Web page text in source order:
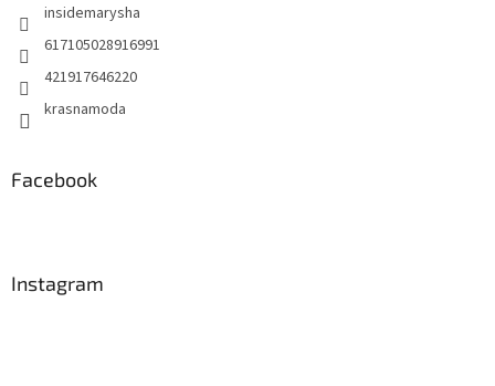
insidemarysha
617105028916991
421917646220
krasnamoda
Facebook
Instagram